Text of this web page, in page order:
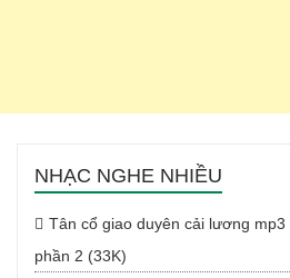
NHẠC NGHE NHIỀU
Tân cổ giao duyên cải lương
phần 2 (33K)